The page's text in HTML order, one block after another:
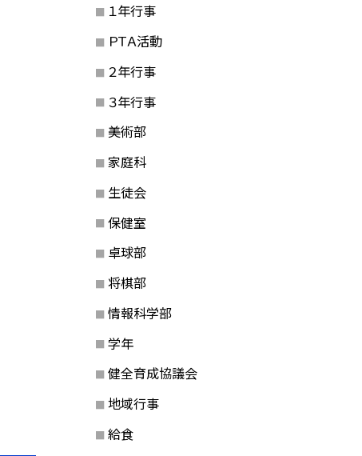
１年行事
ＰＴＡ活動
２年行事
３年行事
美術部
家庭科
生徒会
保健室
卓球部
将棋部
情報科学部
学年
健全育成協議会
地域行事
給食